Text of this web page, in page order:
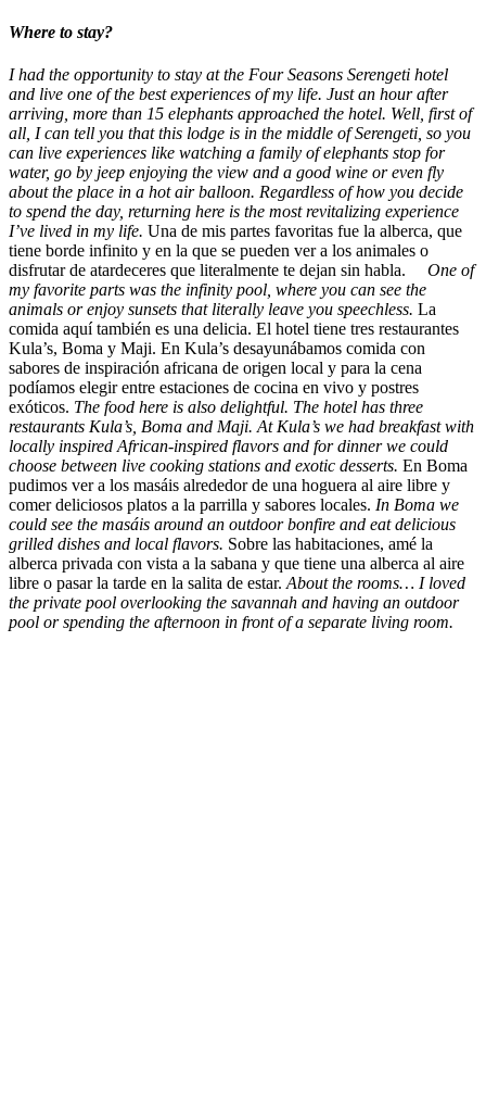
Where to stay?
I had the opportunity to stay at the Four Seasons Serengeti hotel
and live one of the best experiences of my life. Just an hour after
arriving, more than 15 elephants approached the hotel. Well, first of
all, I can tell you that this lodge is in the middle of Serengeti, so you
can live experiences like watching a family of elephants stop for
water, go by jeep enjoying the view and a good wine or even fly
about the place in a hot air balloon. Regardless of how you decide
to spend the day, returning here is the most revitalizing experience
I’ve lived in my life. Una de mis partes favoritas fue la alberca, que
tiene borde infinito y en la que se pueden ver a los animales o
disfrutar de atardeceres que literalmente te dejan sin habla. One of
my favorite parts was the infinity pool, where you can see the
animals or enjoy sunsets that literally leave you speechless. La
comida aquí también es una delicia. El hotel tiene tres restaurantes
Kula’s, Boma y Maji. En Kula’s desayunábamos comida con
sabores de inspiración africana de origen local y para la cena
podíamos elegir entre estaciones de cocina en vivo y postres
exóticos. The food here is also delightful. The hotel has three
restaurants Kula’s, Boma and Maji. At Kula’s we had breakfast with
locally inspired African-inspired flavors and for dinner we could
choose between live cooking stations and exotic desserts. En Boma
pudimos ver a los masáis alrededor de una hoguera al aire libre y
comer deliciosos platos a la parrilla y sabores locales. In Boma we
could see the masáis around an outdoor bonfire and eat delicious
grilled dishes and local flavors. Sobre las habitaciones, amé la
alberca privada con vista a la sabana y que tiene una alberca al aire
libre o pasar la tarde en la salita de estar. About the rooms… I loved
the private pool overlooking the savannah and having an outdoor
pool or spending the afternoon in front of a separate living room.